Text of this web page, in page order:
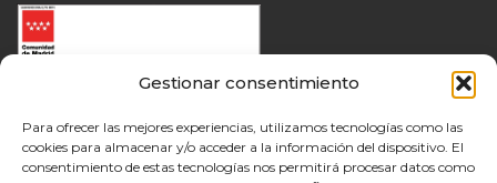
Gestionar consentimiento
Para ofrecer las mejores experiencias, utilizamos tecnologías como las
cookies para almacenar y/o acceder a la información del dispositivo. El
consentimiento de estas tecnologías nos permitirá procesar datos como